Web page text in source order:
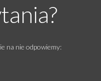
na nie odpowiemy: